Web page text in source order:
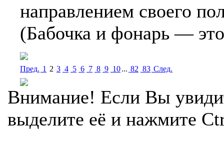
направлением своего
(Бабочка и фонарь —
Пред. 1 2 3 4 5 6 7 8 9 10... 82 83 Cлед.
Внимание! Если Вы
выделите её и нажмите